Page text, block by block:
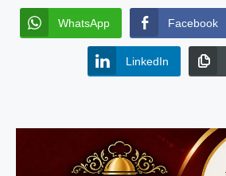
WhatsApp Facebook
LinkedIn